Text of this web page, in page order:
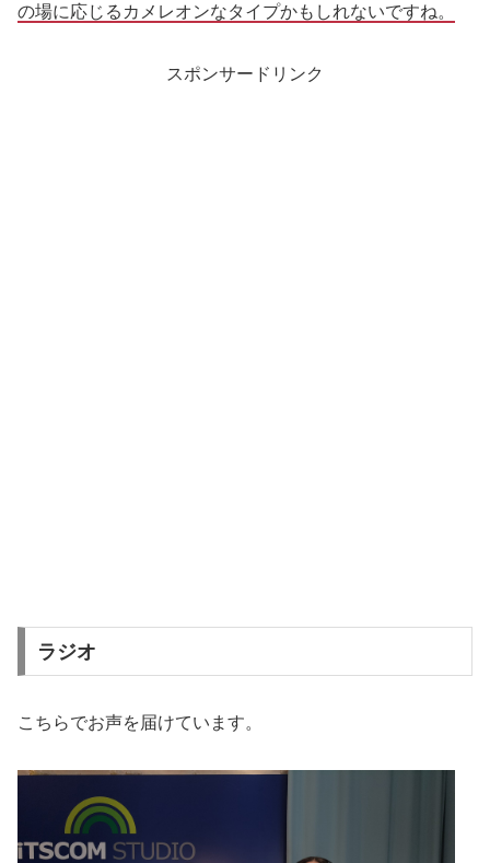
の場に応じるカメレオンなタイプかもしれないですね。
スポンサードリンク
ラジオ
こちらでお声を届けています。